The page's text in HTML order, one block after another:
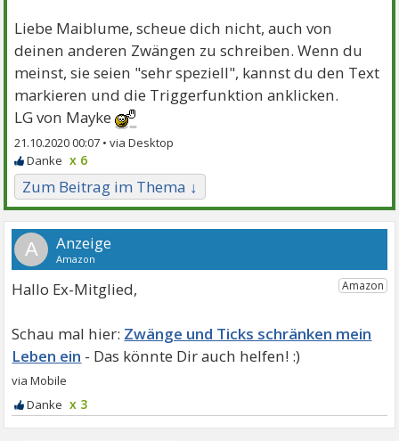
Liebe Maiblume, scheue dich nicht, auch von
deinen anderen Zwängen zu schreiben. Wenn du
meinst, sie seien "sehr speziell", kannst du den Text
markieren und die Triggerfunktion anklicken.
LG von Mayke
21.10.2020 00:07 •
x 6
Zum Beitrag im Thema ↓
A
Hallo Ex-Mitglied,
Zwänge und Ticks schränken mein
Leben ein
x 3